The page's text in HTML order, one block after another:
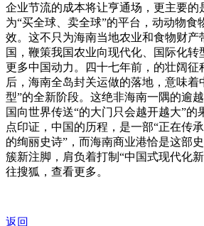
企业节流的成本将让亨通场，更主要的
为“买全球、卖全球”的平台，动动物食
效。这不只为海南当地农业和食物财产
国，鞭策我国农业向现代化、国际化转
更多中国动力。四十七年前，的壮阔征
后，海南全岛封关运做的落地，意味着
型”的全新阶段。这绝非海南一隅的逾
国向世界传送“的大门只会越开越大”的
点印证，中国的历程，是一部“正在传
的绚丽史诗”，而海南商业港恰是这部
簇新注脚，肩负着打制“中国式现代化
往搜狐，查看更多。
返回